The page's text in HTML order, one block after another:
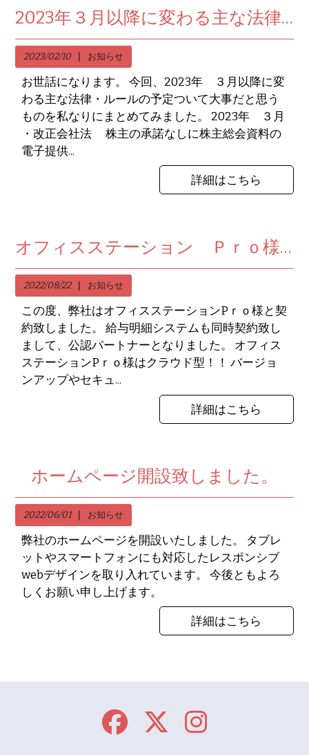
2023年３月以降に変わる主な法律・ルールの予定を私なりにまとめてみました。
2023/02/10 お知らせ
お世話になります。 今回、2023年 ３月以降に変
わる主な法律・ルールの予定ついて大事だと思う
ものを私なりにまとめてみました。 2023年 ３月
・改正会社法 株主の承諾なしに株主総会資料の
電子提供...
詳細はこちら
オフィスステーション Ｐｒｏ様と契約致しました。
2022/08/22 お知らせ
この度、弊社はオフィスステーションPｒｏ様と契
約致しました。 給与明細システムも同時契約致し
まして、公認パートナーとなりました。 オフィス
ステーションPｒｏ様はクラウド型！！ バージョ
ンアップやセキュ...
詳細はこちら
ホームページ開設致しました。
2022/06/01 お知らせ
弊社のホームページを開設いたしました。 タブレ
ットやスマートフォンにも対応したレスポンシブ
webデザインを取り入れています。 今後ともよろ
しくお願い申し上げます。
詳細はこちら